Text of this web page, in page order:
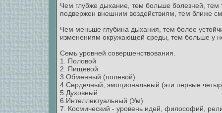
Чем глубже дыхание, тем больше болезней, тем
подвержен внешним воздействиям, тем ближе
Чем меньше глубина дыхания, тем более
изменениям окружающей среды, тем больше у
Семь уровней совершенствования.
1. Половой
2. Пищевой
3.Обменный (полевой)
4.Сердечный, эмоциональный (эти первые
5.Духовный
6.Интеллектуальный (Ум)
7. Космический - уровень идей, философий,